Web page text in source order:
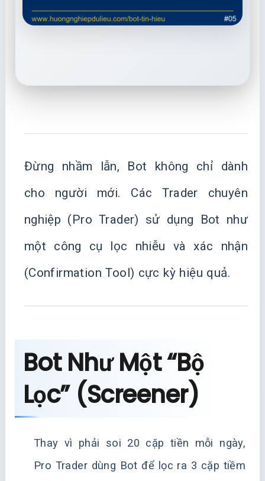
Đừng nhầm lẫn, Bot không chỉ dành
cho người mới. Các Trader chuyên
nghiệp (Pro Trader) sử dụng Bot như
một công cụ lọc nhiễu và xác nhận
(Confirmation Tool) cực kỳ hiệu quả.
Bot Như Một “Bộ
Lọc” (Screener)
Thay vì phải soi 20 cặp tiền mỗi ngày,
Pro Trader dùng Bot để lọc ra 3 cặp tiềm